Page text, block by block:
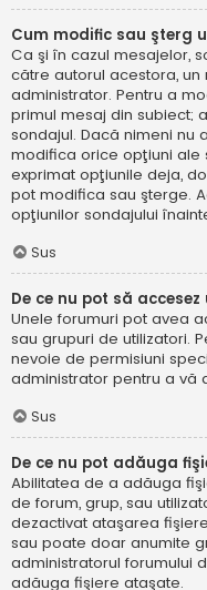
Cum modific sau şterg
Ca şi în cazul mesajelor,
către autorul acestora,
administrator. Pentru a
primul mesaj din subiect;
sondajul. Dacă nimeni nu
modifica orice opţiuni ale
exprimat opţiunile deja,
pot modifica sau şterge.
opţiunilor sondajului
Sus
De ce nu pot să
Unele forumuri pot avea
sau grupuri de utilizatori.
nevoie de permisiuni
administrator pentru a vă
Sus
De ce nu pot adăuga
Abilitatea de a adăuga
de forum, grup, sau
dezactivat ataşarea
sau poate doar anumite
administratorul forumului
adăuga fişiere ataşate.